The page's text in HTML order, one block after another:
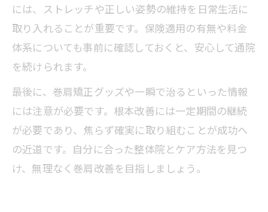
には、ストレッチや正しい姿勢の維持を日常生活に
取り入れることが重要です。保険適用の有無や料金
体系についても事前に確認しておくと、安心して通院
を続けられます。
最後に、巻肩矯正グッズや一瞬で治るといった情報
には注意が必要です。根本改善には一定期間の継続
が必要であり、焦らず確実に取り組むことが成功へ
の近道です。自分に合った整体院とケア方法を見つ
け、無理なく巻肩改善を目指しましょう。